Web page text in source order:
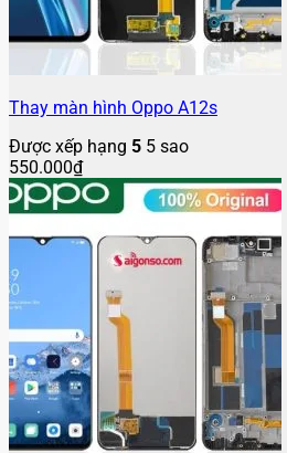
Thay màn hình Oppo A12s
Được xếp hạng 5 5 sao
550.000₫